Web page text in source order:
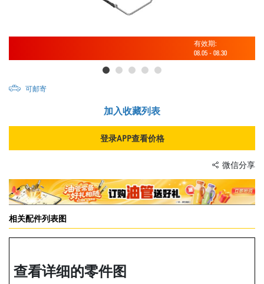
有效期:
08.05 - 08.30
可邮寄
加入收藏列表
登录APP查看价格
微信分享
相关配件列表图
查看详细的零件图